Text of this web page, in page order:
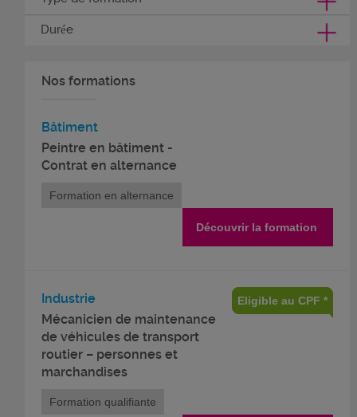
Durée
Nos formations
Bâtiment
Peintre en bâtiment -
Contrat en alternance
Formation en alternance
Découvrir la formation
Industrie
Mécanicien de maintenance
de véhicules de transport
routier – personnes et
marchandises
Eligible au CPF *
Formation qualifiante